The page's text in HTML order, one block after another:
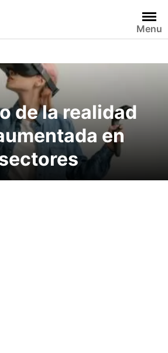
Menu
de la realidad
en